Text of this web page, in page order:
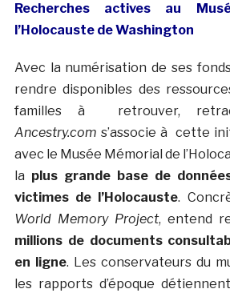
Recherches actives au
l’Holocauste de Washington
Avec la numérisation de ses
rendre disponibles des
familles à retrouver,
Ancestry.com s’associe à cette
avec le Musée Mémorial de
la plus grande base de
victimes de l’Holocauste.
World Memory Project, entend
millions de documents
en ligne. Les conservateurs du
les rapports d’époque